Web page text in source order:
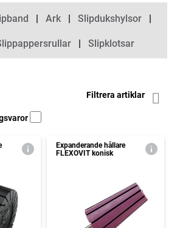
Ark Slipdukshylsor
Slipklotsar
Filtrera artiklar
Expanderande hållare
FLEXOVIT konisk